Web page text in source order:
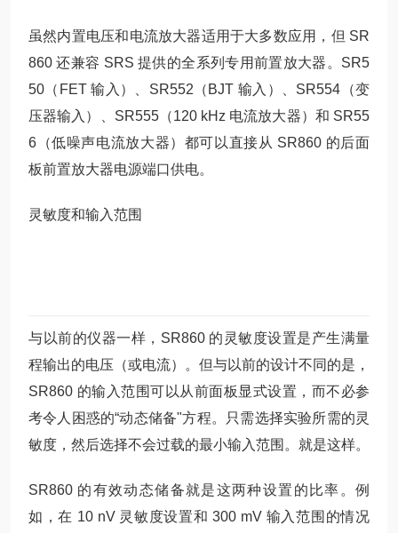
虽然内置电压和电流放大器适用于大多数应用，但 SR
860 还兼容 SRS 提供的全系列专用前置放大器。SR5
50（FET 输入）、SR552（BJT 输入）、SR554（变
压器输入）、SR555（120 kHz 电流放大器）和 SR55
6（低噪声电流放大器）都可以直接从 SR860 的后面
板前置放大器电源端口供电。
灵敏度和输入范围
与以前的仪器一样，SR860 的灵敏度设置是产生满量
程输出的电压（或电流）。但与以前的设计不同的是，
SR860 的输入范围可以从前面板显式设置，而不必参
考令人困惑的“动态储备"方程。只需选择实验所需的灵
敏度，然后选择不会过载的最小输入范围。就是这样。
SR860 的有效动态储备就是这两种设置的比率。例
如，在 10 nV 灵敏度设置和 300 mV 输入范围的情况